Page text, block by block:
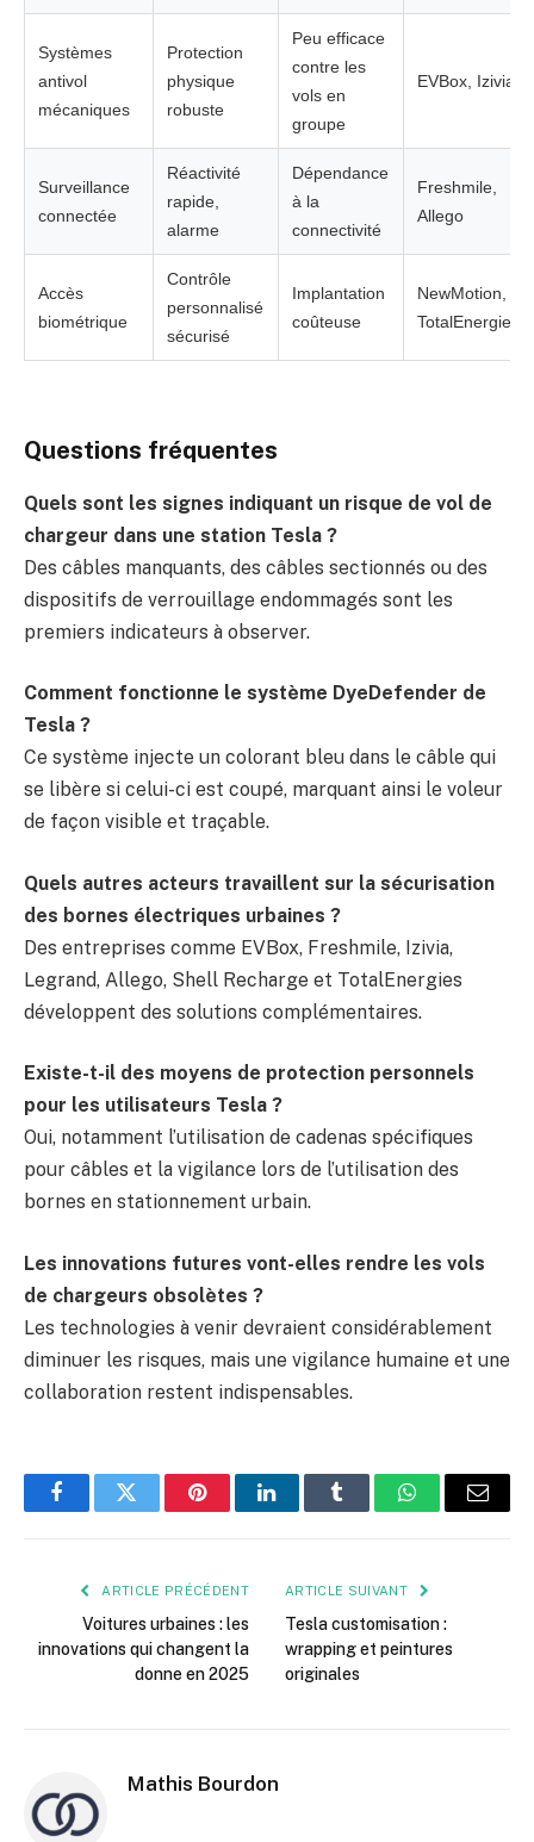
Systèmes
antivol
mécaniques
Protection
physique
robuste
Peu efficace
contre les
vols en
groupe
EVBox, Izivia
Surveillance
connectée
Réactivité
rapide,
alarme
Dépendance
à la
connectivité
Freshmile,
Allego
Accès
biométrique
Contrôle
personnalisé
sécurisé
Implantation
coûteuse
NewMotion,
TotalEnergies
Questions fréquentes
Quels sont les signes indiquant un risque de vol de
chargeur dans une station Tesla ?
Des câbles manquants, des câbles sectionnés ou des
dispositifs de verrouillage endommagés sont les
premiers indicateurs à observer.
Comment fonctionne le système DyeDefender de
Tesla ?
Ce système injecte un colorant bleu dans le câble qui
se libère si celui-ci est coupé, marquant ainsi le voleur
de façon visible et traçable.
Quels autres acteurs travaillent sur la sécurisation
des bornes électriques urbaines ?
Des entreprises comme EVBox, Freshmile, Izivia,
Legrand, Allego, Shell Recharge et TotalEnergies
développent des solutions complémentaires.
Existe-t-il des moyens de protection personnels
pour les utilisateurs Tesla ?
Oui, notamment l’utilisation de cadenas spécifiques
pour câbles et la vigilance lors de l’utilisation des
bornes en stationnement urbain.
Les innovations futures vont-elles rendre les vols
de chargeurs obsolètes ?
Les technologies à venir devraient considérablement
diminuer les risques, mais une vigilance humaine et une
collaboration restent indispensables.
FacebookTwitter PinterestLinkedInTumblr WhatsApp
E-
ARTICLE PRÉCÉDENT
Voitures urbaines : les
innovations qui changent la
donne en 2025
ARTICLE SUIVANT
Tesla customisation :
wrapping et peintures
originales
Mathis Bourdon